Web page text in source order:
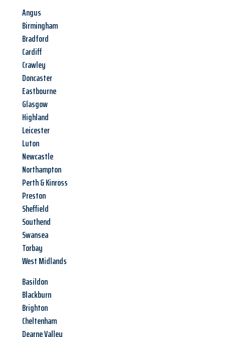
Angus
Birmingham
Bradford
Cardiff
Crawley
Doncaster
Eastbourne
Glasgow
Highland
Leicester
Luton
Newcastle
Northampton
Perth & Kinross
Preston
Sheffield
Southend
Swansea
Torbay
West Midlands
Basildon
Blackburn
Brighton
Cheltenham
Dearne Valley